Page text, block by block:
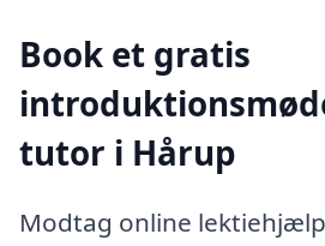
Book et gratis
tutor i Hårup
Modtag online